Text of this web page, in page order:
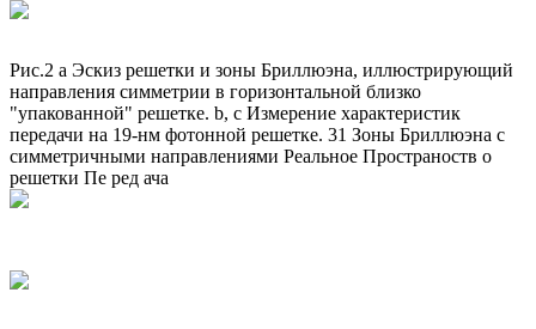
Рис.2 a Эскиз решетки и зоны Бриллюэна, иллюстрирующий
направления симметрии в горизонтальной близко
"упакованной" решетке. b, c Измерение характеристик
передачи на 19-нм фотонной решетке. 31 Зоны Бриллюэна с
симметричными направлениями Реальное Пространоств о
решетки Пе ред ача